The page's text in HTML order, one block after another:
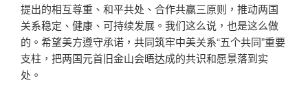
提出的相互尊重、和平共处、合作共赢三原则，推动两国
关系稳定、健康、可持续发展。我们这么说，也是这么做
的。希望美方遵守承诺，共同筑牢中美关系“五个共同”重要
支柱，把两国元首旧金山会晤达成的共识和愿景落到实
处。